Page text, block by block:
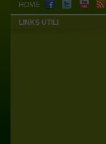
HOME
LINKS UTILI